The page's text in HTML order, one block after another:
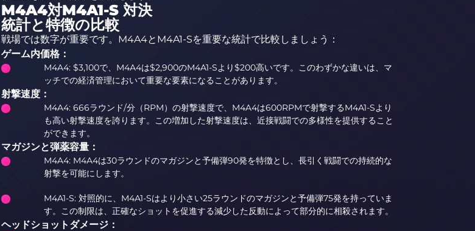
M4A4対M4A1-S 対決
統計と特徴の比較
戦場では数字が重要です。M4A4とM4A1-Sを重要な統計で比較しましょう：
ゲーム内価格：
M4A4: $3,100で、M4A4は$2,900のM4A1-Sより$200高いです。このわずかな違いは、マ
ッチでの経済管理において重要な要素になることがあります。
射撃速度：
M4A4: 666ラウンド/分（RPM）の射撃速度で、M4A4は600RPMで射撃するM4A1-Sより
も高い射撃速度を誇ります。この増加した射撃速度は、近接戦闘での多様性を提供すること
ができます。
マガジンと弾薬容量：
M4A4: M4A4は30ラウンドのマガジンと予備弾90発を特徴とし、長引く戦闘での持続的な
射撃を可能にします。
M4A1-S: 対照的に、M4A1-Sはより小さい25ラウンドのマガジンと予備弾75発を持っていま
す。この制限は、正確なショットを促進する減少した反動によって部分的に相殺されます。
ヘッドショットダメージ：